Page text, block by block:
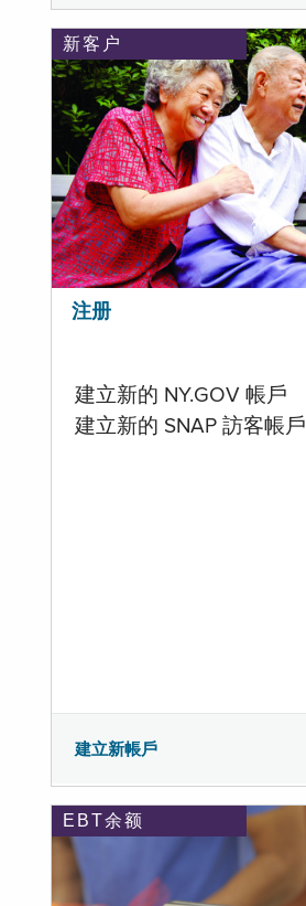
新客户
注册
建立新的 NY.GOV 帳戶
建立新的 SNAP 訪客帳戶
建立新帳戶
EBT余额